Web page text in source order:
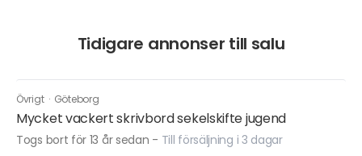
Tidigare annonser till salu
Övrigt · Göteborg
Mycket vackert skrivbord sekelskifte jugend
Togs bort för 13 år sedan - Till försäljning i 3 dagar